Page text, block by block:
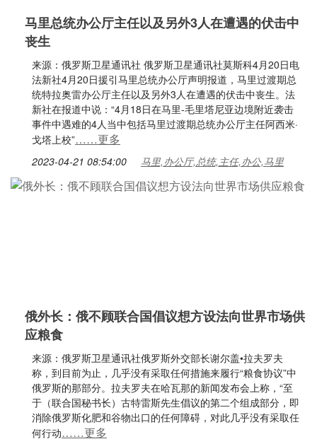
马里总统办公厅主任以及另外3人在遭遇的伏击中
丧生
来源：俄罗斯卫星通讯社 俄罗斯卫星通讯社莫斯科4月20日电
法新社4月20日援引马里总统办公厅声明报道，马里过渡期总
统特拉奥雷办公厅主任以及另外3人在遭遇的伏击中丧生。法
新社在报道中说：“4月18日在马里-毛里塔尼亚边境附近袭击
事件中遇难的4人当中包括马里过渡期总统办公厅主任阿西米·
戈塔上校”……更多
2023-04-21 08:54:00 马里,办公厅,总统,主任,办公,马里
俄外长：俄不顾联合国倡议想方设法向世界市场供
应粮食
来源：俄罗斯卫星通讯社俄罗斯外交部长谢尔盖•拉夫罗夫
称，到目前为止，几乎没有采取任何措施来履行“粮食协议”中
俄罗斯的那部分。拉夫罗夫在哈瓦那的新闻发布会上称，“至
于（联合国秘书长）古特雷斯先生倡议的第二个组成部分，即
消除俄罗斯化肥和谷物出口的任何障碍，对此几乎没有采取任
何行动……更多